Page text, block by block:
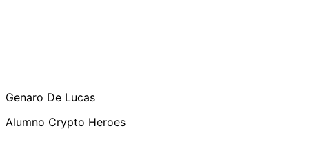
Genaro De Lucas
Alumno Crypto Heroes